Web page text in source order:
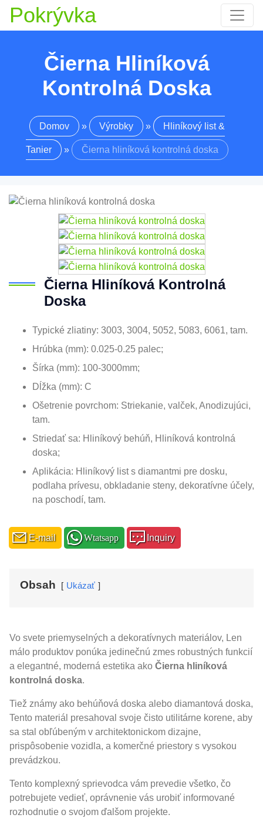
Pokrývka
Čierna Hliníková
Kontrolná Doska
Domov » Výrobky » Hliníkový list &
Tanier » Čierna hliníková kontrolná doska
Čierna Hliníková Kontrolná
Doska
Typické zliatiny: 3003, 3004, 5052, 5083, 6061, tam.
Hrúbka (mm): 0.025-0.25 palec;
Šírka (mm): 100-3000mm;
Dĺžka (mm): C
Ošetrenie povrchom: Striekanie, valček, Anodizujúci,
tam.
Striedať sa: Hliníkový behúň, Hliníková kontrolná
doska;
Aplikácia: Hliníkový list s diamantmi pre dosku,
podlaha prívesu, obkladanie steny, dekoratívne účely,
na poschodí, tam.
E-mail Wtatsapp Inquiry
Obsah Ukázať
Vo svete priemyselných a dekoratívnych materiálov, Len
málo produktov ponúka jedinečnú zmes robustných funkcií
a elegantné, moderná estetika ako Čierna hliníková
kontrolná doska.
Tiež známy ako behúňová doska alebo diamantová doska,
Tento materiál presahoval svoje čisto utilitárne korene, aby
sa stal obľúbeným v architektonickom dizajne,
prispôsobenie vozidla, a komerčné priestory s vysokou
prevádzkou.
Tento komplexný sprievodca vám prevedie všetko, čo
potrebujete vedieť, oprávnenie vás urobiť informované
rozhodnutie o svojom ďalšom projekte.